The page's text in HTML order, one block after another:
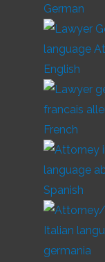
German
English
French
Spanish